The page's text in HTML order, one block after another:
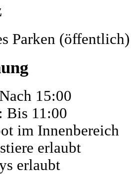
Parken (öffentlich)
15:00
Bis 11:00
im Innenbereich
erlaubt
erlaubt